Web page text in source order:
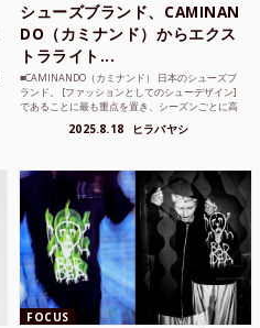
シューズブランド、CAMINAN
DO（カミナンド）からエクス
トラライト...
■CAMINANDO（カミナンド） 日本のシューズブ
ランド。 [ファッションとしてのシューデザイン]
であることに最も重点を置き、シーズンごとに高
2025.8.18 ヒラバヤシ
FOCUS